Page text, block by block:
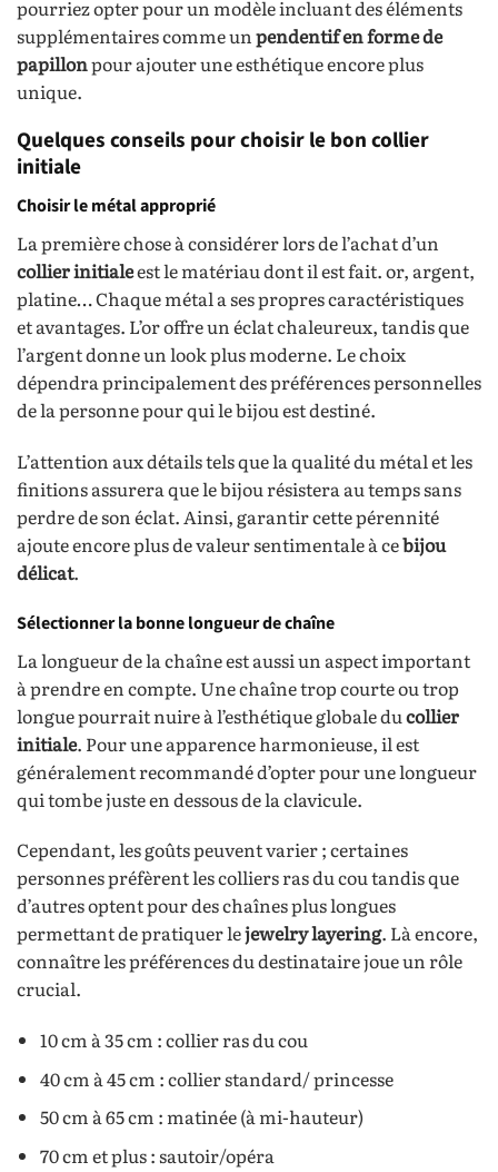
pourriez opter pour un modèle incluant des éléments
supplémentaires comme un pendentif en forme de
papillonpour ajouter une esthétique encore plus
unique.
Quelques conseils pour choisir le bon collier
initiale
Choisir le métal approprié
La première chose à considérer lors de l’achat d’un
collier initialeest le matériau dont il est fait. or, argent,
platine… Chaque métal a ses propres caractéristiques
et avantages. L’or offre un éclat chaleureux, tandis que
l’argent donne un look plus moderne. Le choix
dépendra principalement des préférences personnelles
de la personne pour qui le bijou est destiné.
L’attention aux détails tels que la qualité du métal et les
finitions assurera que le bijou résistera au temps sans
perdre de son éclat. Ainsi, garantir cette pérennité
ajoute encore plus de valeur sentimentale à cebijou
délicat.
Sélectionner la bonne longueur de chaîne
La longueur de la chaîne est aussi un aspect important
à prendre en compte. Une chaîne trop courte ou trop
longue pourrait nuire à l’esthétique globale ducollier
initiale. Pour une apparence harmonieuse, il est
généralement recommandé d’opter pour une longueur
qui tombe juste en dessous de la clavicule.
Cependant, les goûts peuvent varier ; certaines
personnes préfèrent les colliers ras du cou tandis que
d’autres optent pour des chaînes plus longues
permettant de pratiquer lejewelry layering. Là encore,
connaître les préférences du destinataire joue un rôle
crucial.
10 cm à 35 cm : collier ras du cou
40 cm à 45 cm : collier standard/ princesse
50 cm à 65 cm : matinée (à mi-hauteur)
70 cm et plus : sautoir/opéra